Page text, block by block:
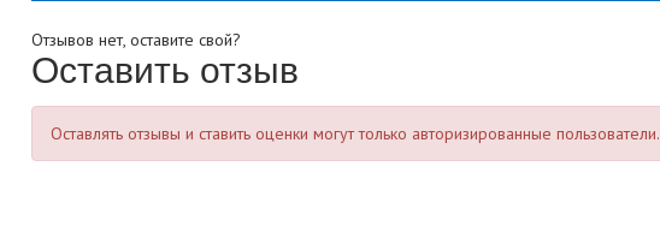
Отзывов нет, оставите свой?
Оставить отзыв
Оставлять отзывы и ставить оценки могут только авторизированные пользователи.